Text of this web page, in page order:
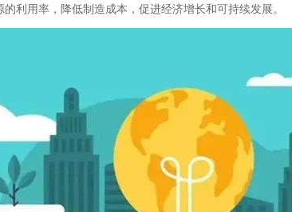
利用率，降低制造成本，促进经济增长和可持续发展。